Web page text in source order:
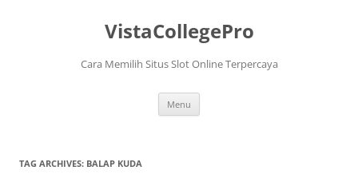
VistaCollegePro
Cara Memilih Situs Slot Online Terpercaya
Menu
TAG ARCHIVES: BALAP KUDA